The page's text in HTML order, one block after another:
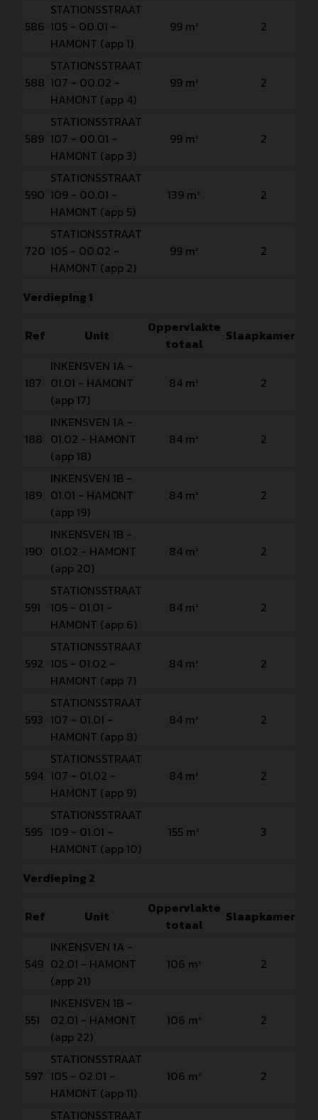
586
STATIONSSTRAAT
105 - 00.01 -
HAMONT (app 1)
99 m² 2
588
STATIONSSTRAAT
107 - 00.02 -
HAMONT (app 4)
99 m² 2
589
STATIONSSTRAAT
107 - 00.01 -
HAMONT (app 3)
99 m² 2
590
STATIONSSTRAAT
109 - 00.01 -
HAMONT (app 5)
139 m² 2
720
STATIONSSTRAAT
105 - 00.02 -
HAMONT (app 2)
99 m² 2
Verdieping 1
Ref Unit
Oppervlakte
totaal
Slaapkamers
187
INKENSVEN 1A -
01.01 - HAMONT
(app 17)
84 m² 2
188
INKENSVEN 1A -
01.02 - HAMONT
(app 18)
84 m² 2
189
INKENSVEN 1B -
01.01 - HAMONT
(app 19)
84 m² 2
190
INKENSVEN 1B -
01.02 - HAMONT
(app 20)
84 m² 2
591
STATIONSSTRAAT
105 - 01.01 -
HAMONT (app 6)
84 m² 2
592
STATIONSSTRAAT
105 - 01.02 -
HAMONT (app 7)
84 m² 2
593
STATIONSSTRAAT
107 - 01.01 -
HAMONT (app 8)
84 m² 2
594
STATIONSSTRAAT
107 - 01.02 -
HAMONT (app 9)
84 m² 2
595
STATIONSSTRAAT
109 - 01.01 -
HAMONT (app 10)
155 m² 3
Verdieping 2
Ref Unit
Oppervlakte
totaal
Slaapkamers
549
INKENSVEN 1A -
02.01 - HAMONT
(app 21)
106 m² 2
551
INKENSVEN 1B -
02.01 - HAMONT
(app 22)
106 m² 2
597
STATIONSSTRAAT
105 - 02.01 -
HAMONT (app 11)
106 m² 2
STATIONSSTRAAT